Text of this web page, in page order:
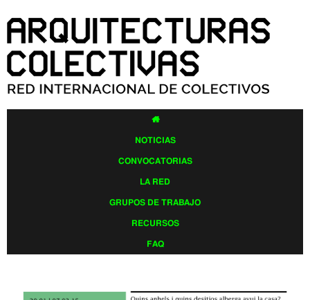
contenido
principal

NOTICIAS
CONVOCATORIAS
LA RED
GRUPOS DE TRABAJO
RECURSOS
FAQ